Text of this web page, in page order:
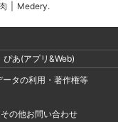
Medery.
ぴあ(アプリ&Web)
ータの利用・著作権等
の他お問い合わせ